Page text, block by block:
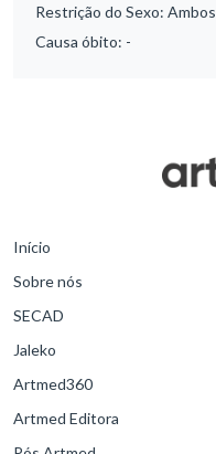
Restrição do Sexo: Ambos
Causa óbito: -
Início
Sobre nós
SECAD
Jaleko
Artmed360
Artmed Editora